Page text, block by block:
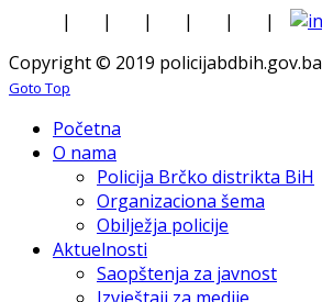
| | | | |
|
Copyright © 2019 policijabdbih.gov.ba
Goto Top
Početna
O nama
Policija Brčko distrikta BiH
Organizaciona šema
Obilježja policije
Aktuelnosti
Saopštenja za javnost